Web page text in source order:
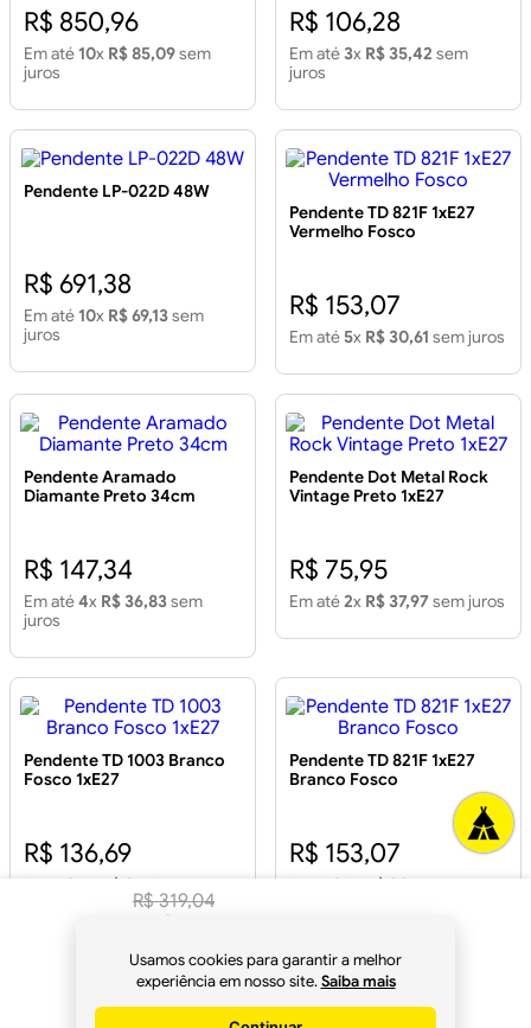
Usamos cookies para garantir a melhor
experiência em nosso site. Saiba mais
R$ 319,04
noPix
R$ 850,96
Em até 10x R$ 85,09sem
juros
R$ 106,28
Em até 3x R$ 35,42 sem
juros
Pendente LP-022D 48W
R$ 691,38
Em até 10x R$ 69,13sem
juros
Pendente TD 821F 1xE27
Vermelho Fosco
R$ 153,07
Em até 5x R$ 30,61 sem juros
Pendente Aramado
Diamante Preto 34cm
R$ 147,34
Em até4x R$ 36,83sem
juros
Pendente Dot Metal Rock
Vintage Preto 1xE27
R$ 75,95
Em até2x R$ 37,97 sem juros
Pendente TD 1003 Branco
Fosco 1xE27
R$ 136,69
Em até R$ 34,17 sem juros
Pendente TD 821F 1xE27
Branco Fosco
R$ 153,07
Em até R$ 30,61 sem juros